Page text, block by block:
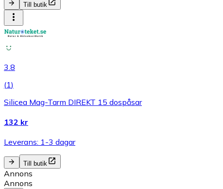
Till butik
3.8
(1)
Silicea Mag-Tarm DIREKT 15 dospåsar
132 kr
Leverans: 1-3 dagar
Till butik
Annons
Annons